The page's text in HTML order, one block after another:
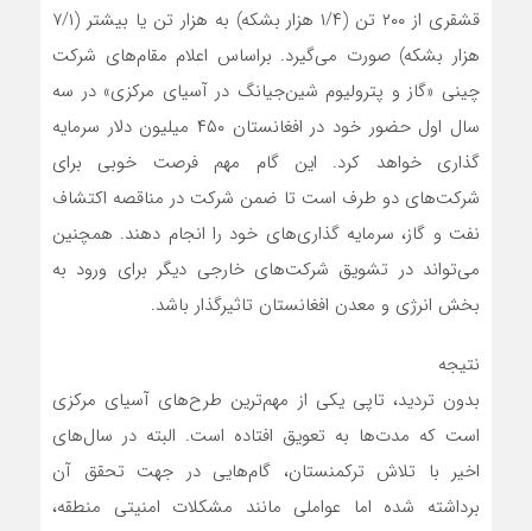
قشقری از ۲۰۰ تن (۱/۴ هزار بشکه) به هزار تن یا بیشتر (۷/۱
هزار بشکه) صورت می‌گیرد. براساس اعلام مقام‌های شرکت
چینی «گاز و پترولیوم شین‌جیانگ در آسیای مرکزی» در سه
سال اول حضور خود در افغانستان ۴۵۰ میلیون دلار سرمایه
گذاری خواهد کرد. این گام مهم فرصت خوبی برای
شرکت‌های دو طرف است تا ضمن شرکت در مناقصه اکتشاف
نفت و گاز، سرمایه گذاری‌های خود را انجام دهند. همچنین
می‌تواند در تشویق شرکت‌های خارجی دیگر برای ورود به
بخش انرژی و معدن افغانستان تاثیرگذار باشد.
نتیجه
بدون تردید، تاپی یکی از مهم‌ترین طرح‌های آسیای مرکزی
است که مدت‌ها به تعویق افتاده است. البته در سال‌های
اخیر با تلاش ترکمنستان، گام‌هایی در جهت تحقق آن
برداشته شده اما عواملی مانند مشکلات امنیتی منطقه،